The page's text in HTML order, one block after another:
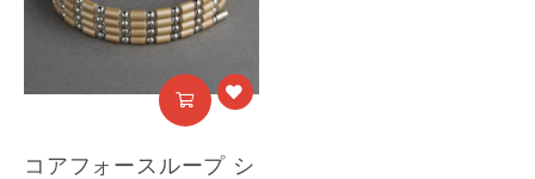
コアフォースループ シ